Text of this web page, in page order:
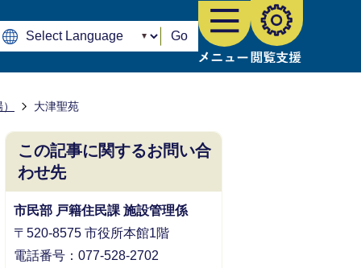
Go
大津聖苑
この記事に関するお問い合
わせ先
市民部 戸籍住民課 施設管理係
〒520-8575 市役所本館1階
電話番号：077-528-2702